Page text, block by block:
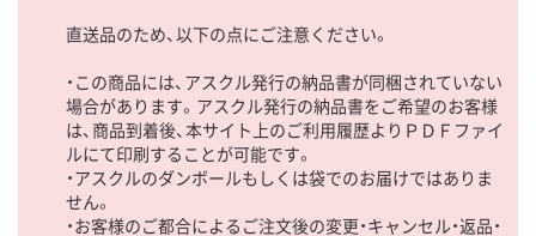
直送品のため、以下の点にご注意ください。
・この商品には、アスクル発行の納品書が同梱されていない
場合があります。アスクル発行の納品書をご希望のお客様
は、商品到着後、本サイト上のご利用履歴よりＰＤＦファイ
ルにて印刷することが可能です。
・アスクルのダンボールもしくは袋でのお届けではありま
せん。
・お客様のご都合によるご注文後の変更・キャンセル・返品・